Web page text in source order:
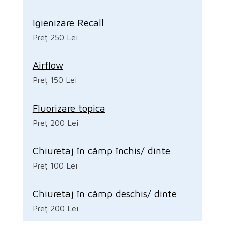
Igienizare Recall
Preț 250 Lei
Airflow
Preț 150 Lei
Fluorizare topica
Preț 200 Lei
Chiuretaj în câmp închis/ dinte
Preț 100 Lei
Chiuretaj în câmp deschis/ dinte
Preț 200 Lei